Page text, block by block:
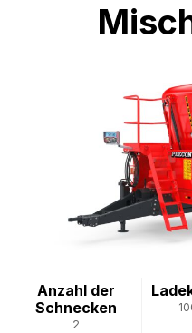
Anzahl der
Schnecken
2